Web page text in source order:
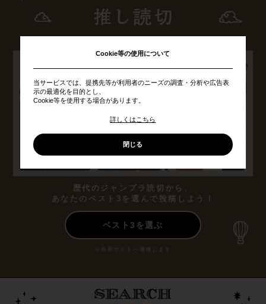
歴代のジャンプラ読切から、
あなたのベスト3を選んで投稿しよう！
ベスト3を選ぶ
※外部サイトへ遷移します
Cookie等の使用について
当サービスでは、提携先等が利用者のニーズの調査・分析や広告表
示の最適化を目的とし、
Cookie等を使用する場合があります。
詳しくはこちら
閉じる